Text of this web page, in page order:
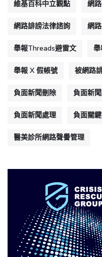
維基百科中立觀點 網
網路誹謗法律諮詢 網
舉報Threads避雷文
舉報 X 假帳號 被網路
負面新聞刪除 負面新
負面新聞處理 負面關
醫美診所網路聲譽管理